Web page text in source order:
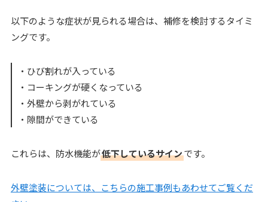
以下のような症状が見られる場合は、補修を検討するタイミ
ングです。
・ひび割れが入っている
・コーキングが硬くなっている
・外壁から剥がれている
・隙間ができている
これらは、防水機能が低下しているサインです。
外壁塗装については、こちらの施工事例もあわせてご覧くだ